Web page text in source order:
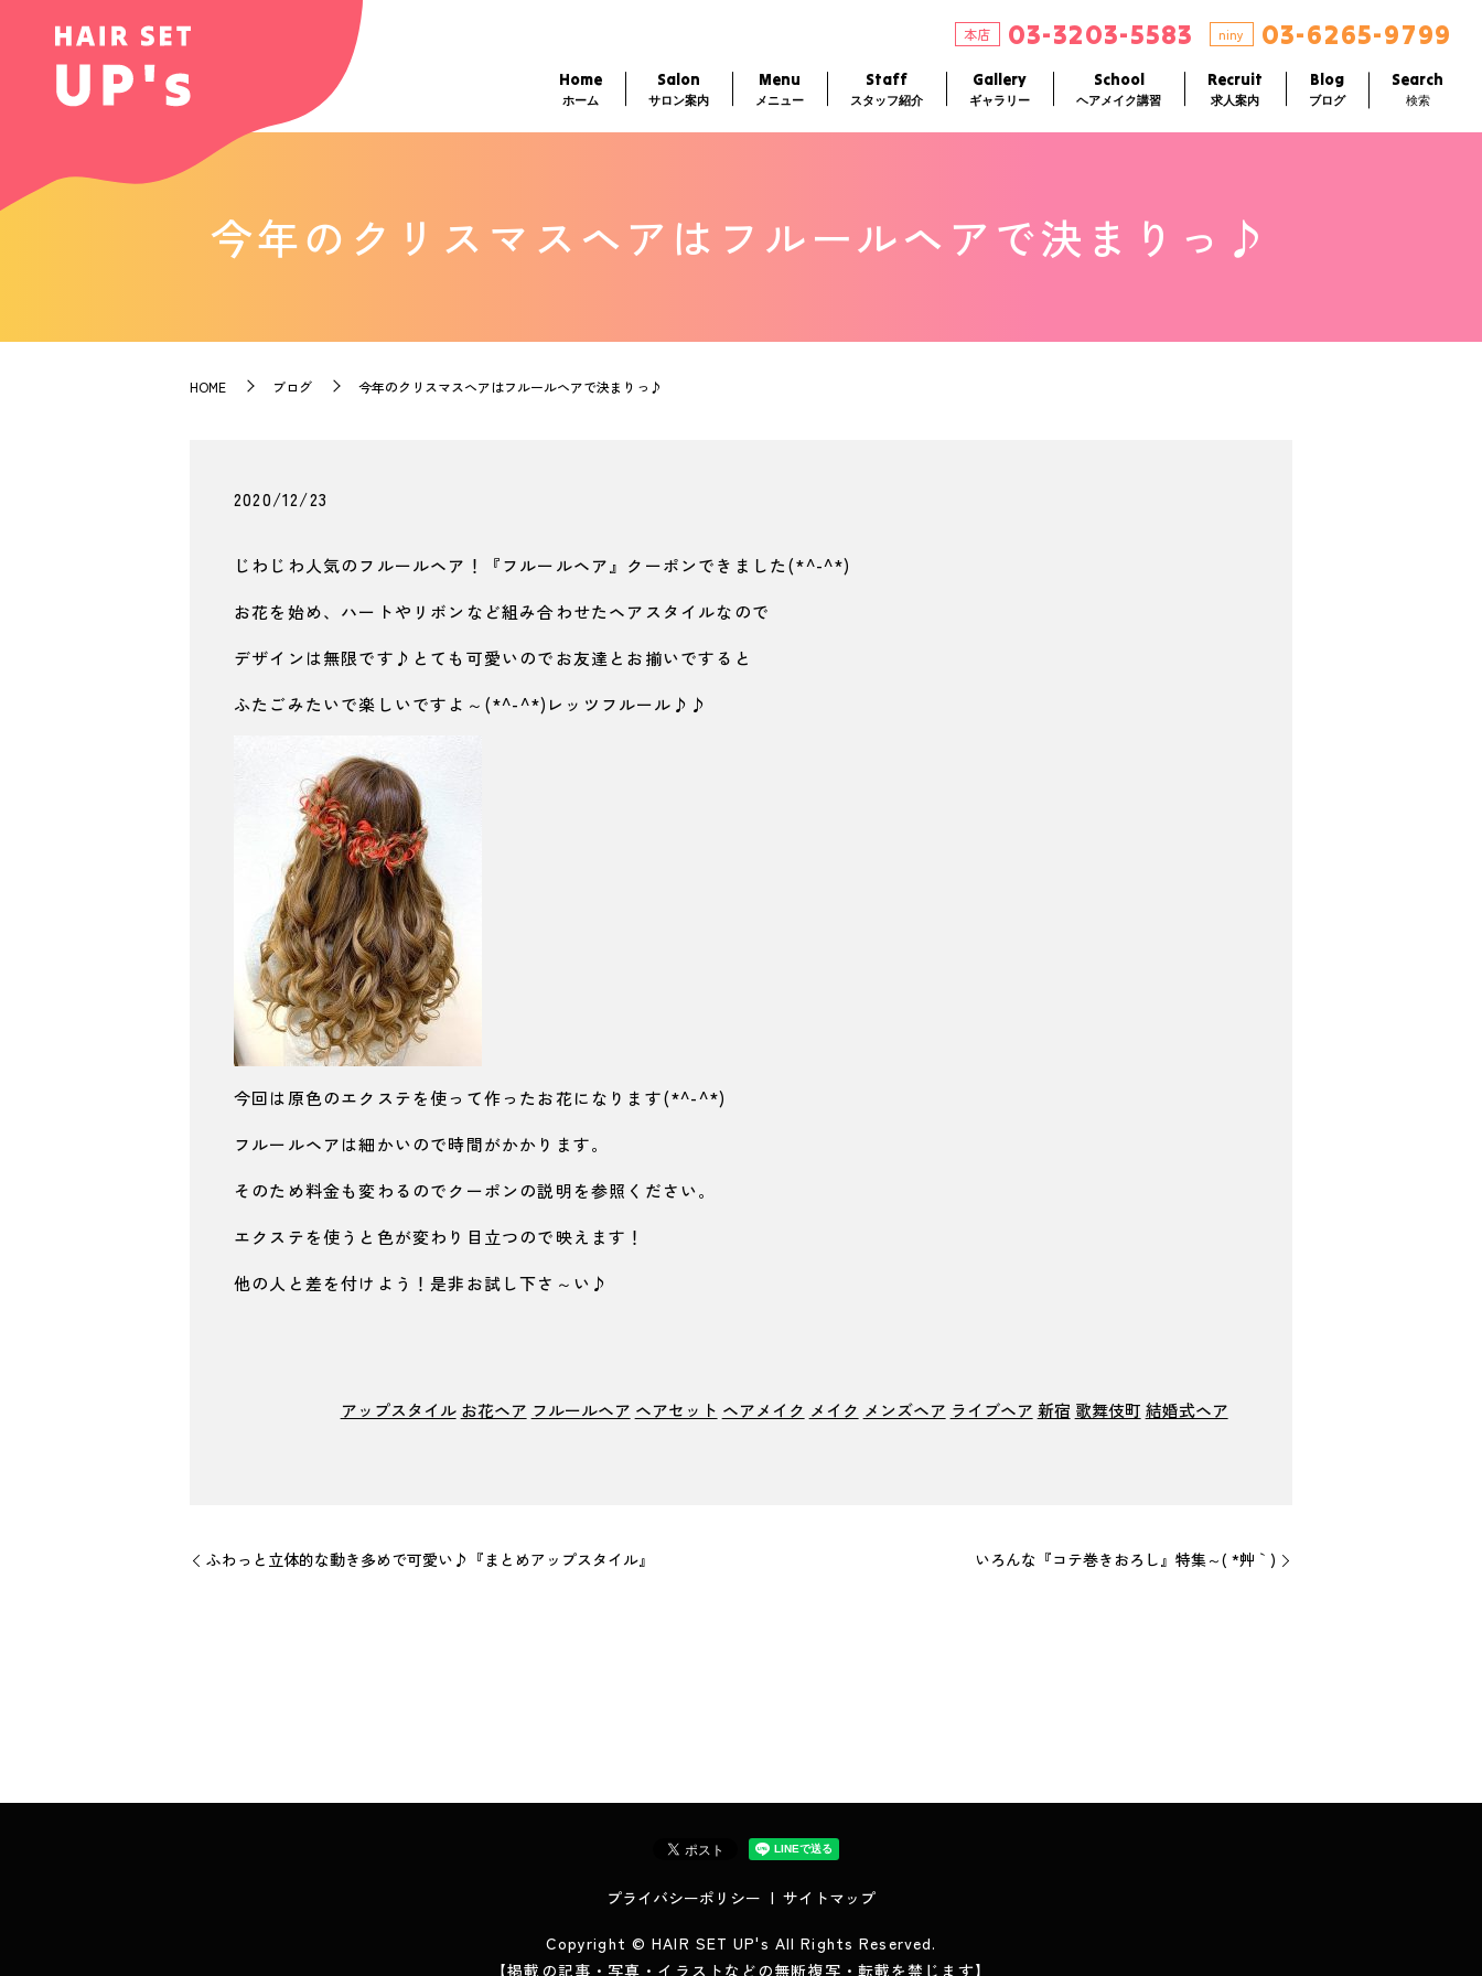
本店 03-3203-5583 niny 03-6265-9799
Home
ホーム
Salon
サロン案内
Menu
メニュー
Staff
スタッフ紹介
Gallery
ギャラリー
School
ヘアメイク講習
Recruit
求人案内
Blog
ブログ
Search
検索
今年のクリスマスヘアはフルールヘアで決まりっ♪
HOME ブログ 今年のクリスマスヘアはフルールヘアで決まりっ♪
2020/12/23
じわじわ人気のフルールヘア！『フルールヘア』クーポンできました(*^-^*)
お花を始め、ハートやリボンなど組み合わせたヘアスタイルなので
デザインは無限です♪とても可愛いのでお友達とお揃いですると
ふたごみたいで楽しいですよ～(*^-^*)レッツフルール♪♪
今回は原色のエクステを使って作ったお花になります(*^-^*)
フルールヘアは細かいので時間がかかります。
そのため料金も変わるのでクーポンの説明を参照ください。
エクステを使うと色が変わり目立つので映えます！
他の人と差を付けよう！是非お試し下さ～い♪
アップスタイル お花ヘア フルールヘア ヘアセット ヘアメイク メイク メンズヘア ライブヘア 新宿 歌舞伎町 結婚式ヘア
ふわっと立体的な動き多めで可愛い♪『まとめアップスタイル』 いろんな『コテ巻きおろし』特集～( *´艸｀)
プライバシーポリシー サイトマップ
Copyright © HAIR SET UP's All Rights Reserved.
【掲載の記事・写真・イラストなどの無断複写・転載を禁じます】